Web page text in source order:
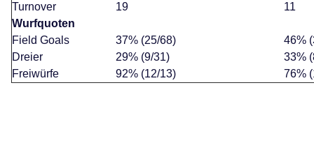
Turnover
19
11
Wurfquoten
Field Goals
37% (25/68)
46%
Dreier
29% (9/31)
33%
Freiwürfe
92% (12/13) 76%